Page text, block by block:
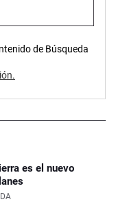
de Búsqueda
es el nuevo